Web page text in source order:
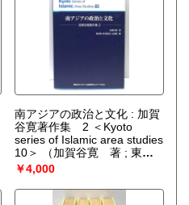
南アジアの政治と文化 : 加賀
谷寛著作集 2 ＜Kyoto
series of Islamic area studies
10＞
（加賀谷寛 著 ; 東長
靖 ほか編）
￥4,000